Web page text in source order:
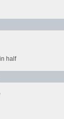
half